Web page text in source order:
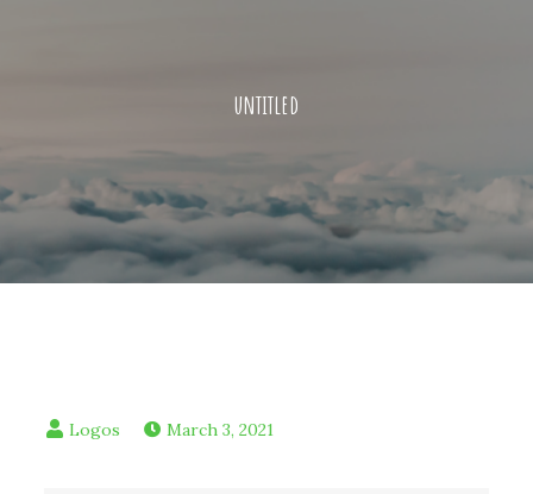
untitled
March 3, 2021